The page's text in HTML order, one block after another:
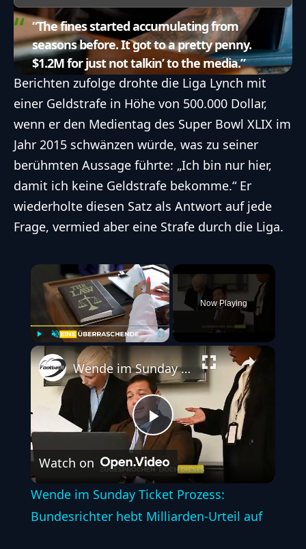
“The fines started accumulating from
seasons before. It got to a pretty penny.
$1.2M for just not talkin’ to the media.”
Berichten zufolge drohte die Liga Lynch mit
einer Geldstrafe in Höhe von 500.000 Dollar,
wenn er den Medientag des Super Bowl XLIX im
Jahr 2015 schwänzen würde, was zu seiner
berühmten Aussage führte: „Ich bin nur hier,
damit ich keine Geldstrafe bekomme.“ Er
wiederholte diesen Satz als Antwort auf jede
Frage, vermied aber eine Strafe durch die Liga.
×
Play Unmute
Now Playing
Play
Video
Wende im Sunday Ticket Prozess: Bundesrichter hebt Milliarden-Urteil auf
Watch on
Wende im Sunday Ticket Prozess:
Bundesrichter hebt Milliarden-Urteil auf